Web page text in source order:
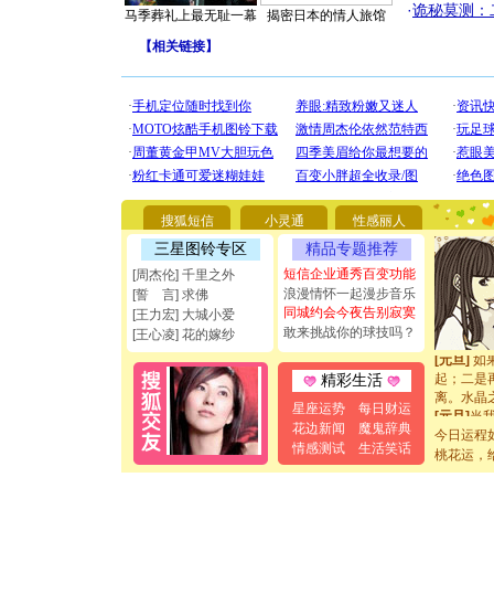
马季葬礼上最无耻一幕 揭密日本的情人旅馆
·诡秘莫测：
【相关链接】
搜狐短信 小灵通 性感丽人
三星图铃专区
[周杰伦] 千里之外
[誓 言] 求佛
[王力宏] 大城小爱
[王心凌] 花的嫁纱
精品专题推荐
短信企业通秀百变功能
浪漫情怀一起漫步音乐
同城约会今夜告别寂寞
敢来挑战你的球技吗？
精彩生活
星座运势
每日财运
花边新闻
魔鬼辞典
情感测试
生活笑话
[圣诞节]
要平安
[圣诞节]
能正大
都要快乐
[圣诞节]
如意,快
[元旦]看
断电。爱
你是我专
[元旦]如
起；二是
离。水晶
[元旦]当
泣，这
卖了。水
[春节]风
今日运程
桃花运，